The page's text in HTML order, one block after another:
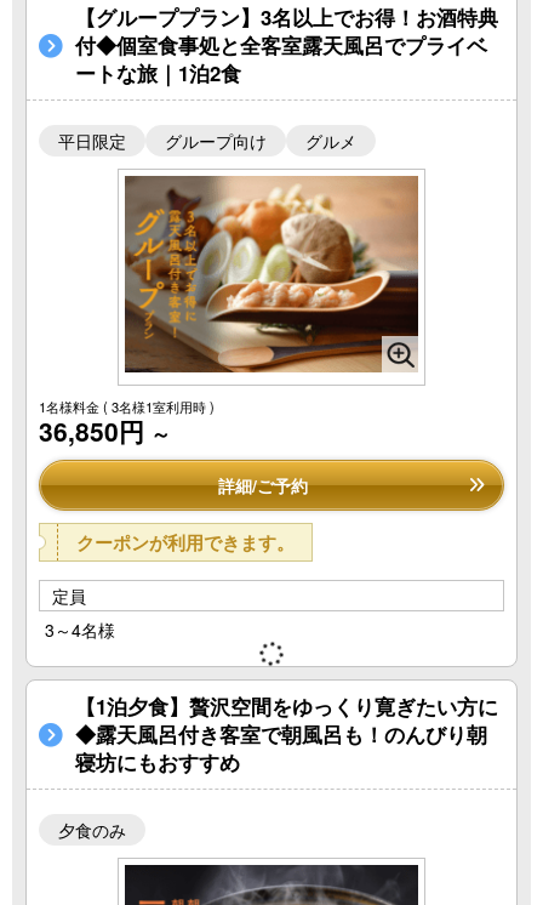
【グループプラン】3名以上でお得！お酒特典
付◆個室食事処と全客室露天風呂でプライベ
ートな旅｜1泊2食
平日限定 グループ向け グルメ
1名様料金( 3名様1室利用時 )
36,850円 ～
詳細/ご予約
クーポンが利用できます。
定員
3～4名様
【1泊夕食】贅沢空間をゆっくり寛ぎたい方に
◆露天風呂付き客室で朝風呂も！のんびり朝
寝坊にもおすすめ
夕食のみ